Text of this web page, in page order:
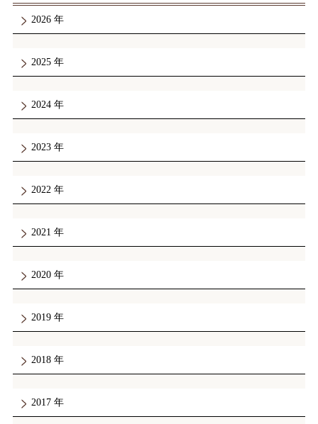
2026
2025
2024
2023
2022
2021
2020
2019
2018
2017